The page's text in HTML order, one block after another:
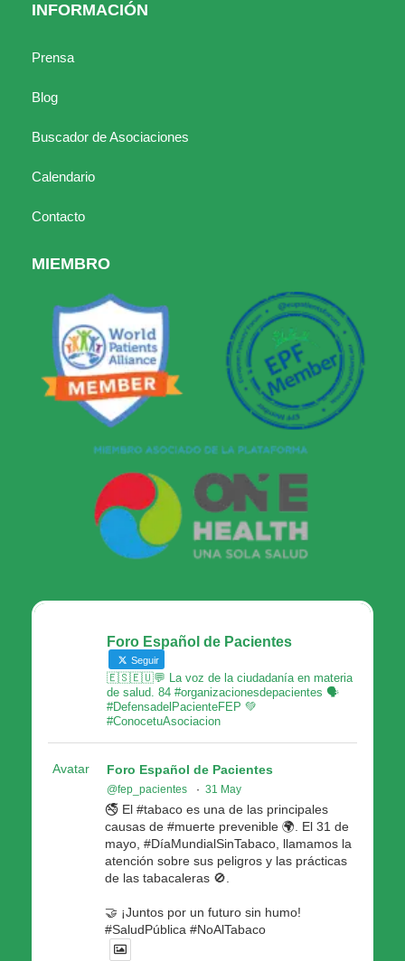
INFORMACIÓN
Prensa
Blog
Buscador de Asociaciones
Calendario
Contacto
MIEMBRO
Foro Español de Pacientes
Seguir
🇪🇸🇪🇺💬 La voz de la ciudadanía en materia
de salud. 84 #organizacionesdepacientes 🗣
#DefensadelPacienteFEP 💚
#ConocetuAsociacion
Avatar Foro Español de Pacientes
@fep_pacientes · 31 May
🚭 El #tabaco es una de las principales
causas de #muerte prevenible 🌍. El 31 de
mayo, #DíaMundialSinTabaco, llamamos la
atención sobre sus peligros y las prácticas
de las tabacaleras 🚫.
🤝 ¡Juntos por un futuro sin humo!
#SaludPública #NoAlTabaco